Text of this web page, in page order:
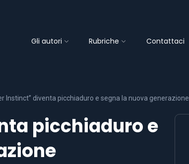
Gli autori Rubriche Contattaci
Instinct” diventa picchiaduro e segna la nuova generazione
picchiaduro e